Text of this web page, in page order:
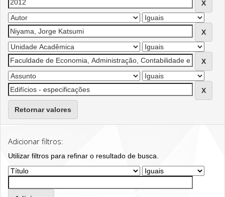
Retornar valores
Adicionar filtros:
Utilizar filtros para refinar o resultado de busca.